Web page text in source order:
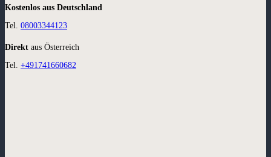
Kostenlos aus Deutschland
Tel. 08003344123
Direkt aus Österreich
Tel. +491741660682